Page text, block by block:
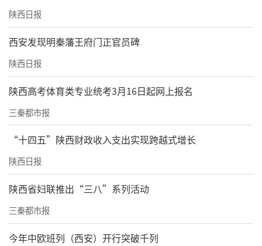
陕西日报
西安发现明秦藩王府门正官员碑
陕西日报
陕西高考体育类专业统考3月16日起网上报名
三秦都市报
“十四五”陕西财政收入支出实现跨越式增长
陕西日报
陕西省妇联推出“三八”系列活动
三秦都市报
今年中欧班列（西安）开行突破千列